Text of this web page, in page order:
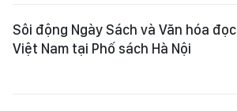
Sôi động Ngày Sách và Văn hóa đọc
Việt Nam tại Phố sách Hà Nội